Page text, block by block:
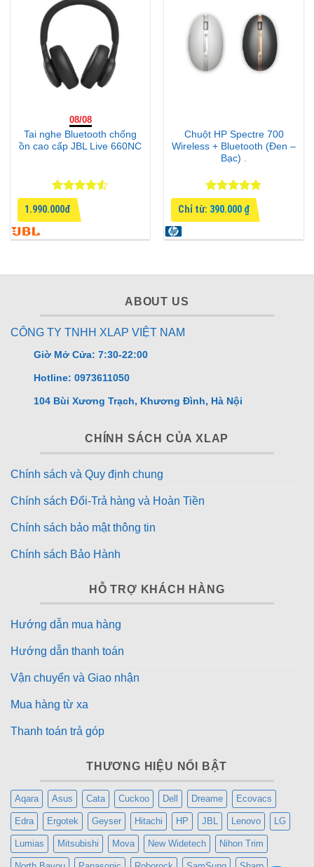
08/08
Tai nghe Bluetooth chống
ồn cao cấp JBL Live 660NC
Được xếp
hạng4.5
5 sao
1.990.000đ
Chuột HP Spectre 700
Wireless + Bluetooth (Đen –
Bạc) .
Được xếp
hạng55
sao
Chỉ từ: 390.000 ₫
ABOUT US
CÔNG TY TNHH XLAP VIỆT NAM
Giờ Mở Cửa: 7:30-22:00
Hotline: 0973611050
104 Bùi Xương Trạch, Khương Đình, Hà Nội
CHÍNH SÁCH CỦA XLAP
Chính sách và Quy định chung
Chính sách Đổi-Trả hàng và Hoàn Tiền
Chính sách bảo mật thông tin
Chính sách Bảo Hành
HỖ TRỢ KHÁCH HÀNG
Hướng dẫn mua hàng
Hướng dẫn thanh toán
Vận chuyển và Giao nhận
Mua hàng từ xa
Thanh toán trả góp
THƯƠNG HIỆU NỔI BẬT
Aqara Asus Cata Cuckoo Dell Dreame Ecovacs
Edra Ergotek Geyser Hitachi HP JBL Lenovo LG
Lumias Mitsubishi Mova New Widetech Nihon Trim